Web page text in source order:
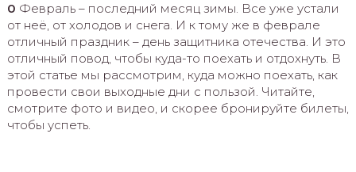
0 Февраль – последний месяц зимы. Все уже устали
от неё, от холодов и снега. И к тому же в феврале
отличный праздник – день защитника отечества. И это
отличный повод, чтобы куда-то поехать и отдохнуть. В
этой статье мы рассмотрим, куда можно поехать, как
провести свои выходные дни с пользой. Читайте,
смотрите фото и видео, и скорее бронируйте билеты,
чтобы успеть.